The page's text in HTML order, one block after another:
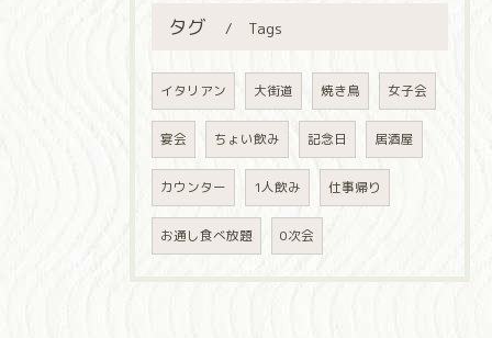
タグ Tags
イタリアン 大街道 焼き鳥 女子会
宴会 ちょい飲み 記念日 居酒屋
カウンター 1人飲み 仕事帰り
お通し食べ放題 0次会